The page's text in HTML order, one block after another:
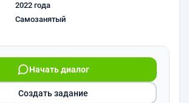
2022 года
Самозанятый
Начать диалог
Создать задание